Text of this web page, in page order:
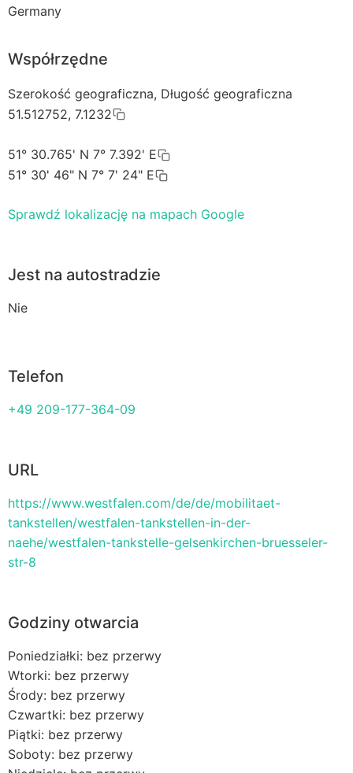
Germany
Współrzędne
Szerokość geograficzna, Długość geograficzna
51.512752, 7.1232
51° 30.765' N 7° 7.392' E
51° 30' 46" N 7° 7' 24" E
Sprawdź lokalizację na mapach Google
Jest na autostradzie
Nie
Telefon
+49 209-177-364-09
URL
https://www.westfalen.com/de/de/mobilitaet-
tankstellen/westfalen-tankstellen-in-der-
naehe/westfalen-tankstelle-gelsenkirchen-bruesseler-
str-8
Godziny otwarcia
Poniedziałki: bez przerwy
Wtorki: bez przerwy
Środy: bez przerwy
Czwartki: bez przerwy
Piątki: bez przerwy
Soboty: bez przerwy